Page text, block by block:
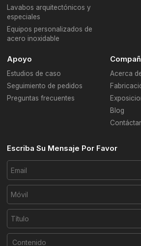
Lavabos arquitectónicos y
especiales
Equipos personalizados de
acero inoxidable
Apoyo
Estudios de caso
Seguimiento de pedidos
Preguntas frecuentes
Acerca
Blog
Escriba Su Mensaje Por Favor